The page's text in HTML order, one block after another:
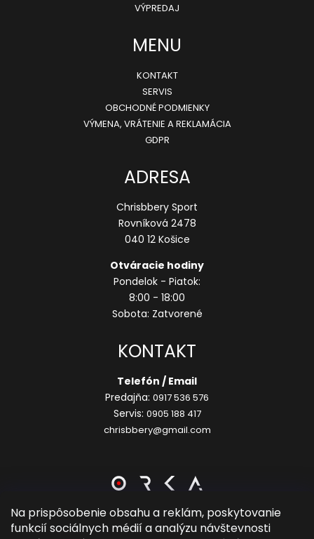
Na prispôsobenie obsahu a reklám, poskytovanie
funkcií sociálnych médií a analýzu návštevnosti
VÝPREDAJ
MENU
KONTAKT
SERVIS
OBCHODNÉ PODMIENKY
VÝMENA, VRÁTENIE A REKLAMÁCIA
GDPR
ADRESA
Chrisbbery Sport
Rovníková 2478
040 12 Košice
Otváracie hodiny
Pondelok - Piatok:
8:00 - 18:00
Sobota: Zatvorené
KONTAKT
Telefón / Email
Predajňa: 0917 536 576
Servis: 0905 188 417
chrisbbery@gmail.com